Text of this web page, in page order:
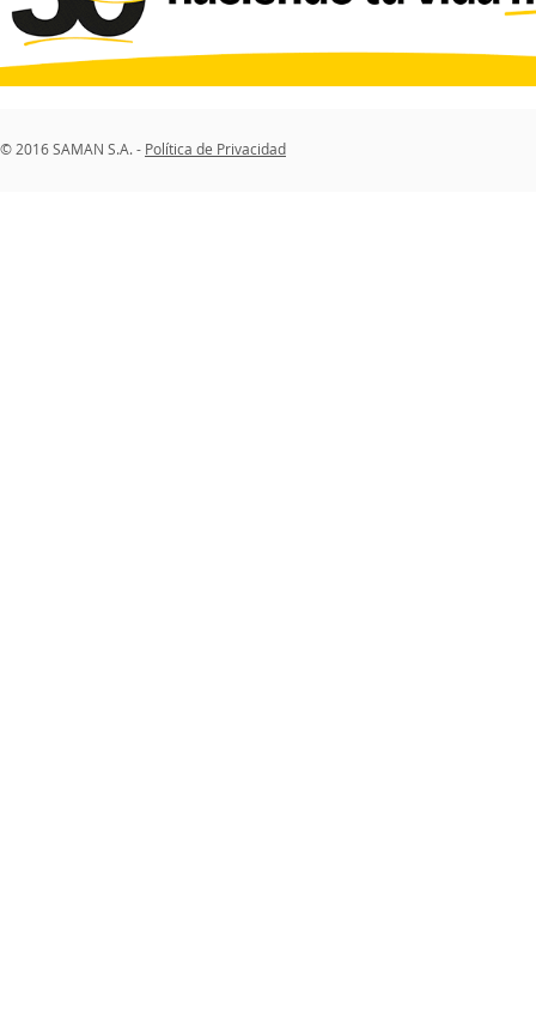
© 2016 SAMAN S.A. - Política de Privacidad